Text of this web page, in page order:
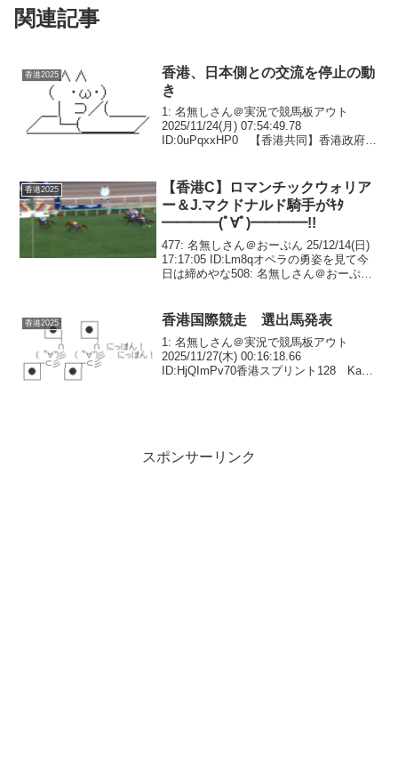
関連記事
香港2025
香港、日本側との交流を停止の動
き
1: 名無しさん＠実況で競馬板アウト
2025/11/24(月) 07:54:49.78
ID:0uPqxxHP0 【香港共同】香港政府が
取材で分かった。高市早苗首相...
香港2025
【香港C】ロマンチックウォリア
ー＆J.マクドナルド騎手がｷﾀ
━━━━(ﾟ∀ﾟ)━━━━!!
477: 名無しさん＠おーぷん 25/12/14(日)
17:17:05 ID:Lm8qオペラの勇姿を見て今
日は締めやな508: 名無しさん＠おーぷん
香港2025 香港国際競走 選出馬発表
1: 名無しさん＠実況で競馬板アウト
2025/11/27(木) 00:16:18.66
ID:HjQImPv70香港スプリント128 Ka
スポンサーリンク